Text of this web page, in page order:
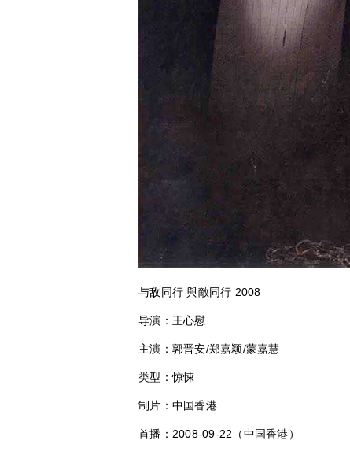
与敌同行 與敵同行 2008
导演：王心慰
主演：郭晋安/郑嘉颖/蒙嘉慧
类型：惊悚
制片：中国香港
首播： 2008-09-22 （中国香港）